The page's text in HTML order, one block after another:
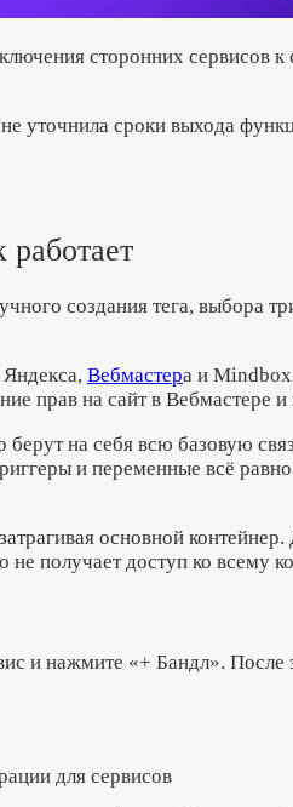
сторонних сервисов к
уточнила сроки выхода
создания тега, выбора
Вебмастера и
прав на сайт в Вебмастере
берут на себя всю базовую
и переменные всё
основной
получает доступ ко всему
и нажмите «+ Бандл». После